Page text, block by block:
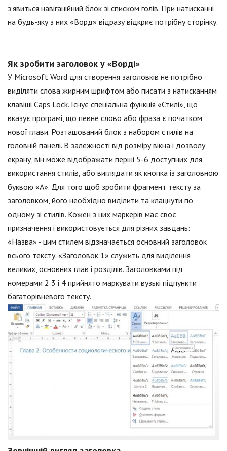
з'явиться навігаційний блок зі списком голів. При натисканні
на будь-яку з них «Ворд» відразу відкриє потрібну сторінку.
Як зробити заголовок у «Ворді»
У Microsoft Word для створення заголовків не потрібно
виділяти слова жирним шрифтом або писати з натисканням
клавіші Caps Lock. Існує спеціальна функція «Стилі», що
вказує програмі, що певне слово або фраза є початком
нової глави. Розташований блок з набором стилів на
головній панелі. В залежності від розміру вікна і дозволу
екрану, він може відображати перші 5-6 доступних для
використання стилів, або виглядати як кнопка із заголовною
буквою «А». Для того щоб зробити фрагмент тексту за
заголовком, його необхідно виділити та клацнути по
одному зі стилів. Кожен з цих маркерів має своє
призначення і використовується для різних завдань:
«Назва» - цим стилем відзначається основний заголовок
всього тексту. «Заголовок 1» служить для виділення
великих, основних глав і розділів. Заголовками під
номерами 2 3 і 4 прийнято маркувати вузькі підпункти
багаторівневого тексту.